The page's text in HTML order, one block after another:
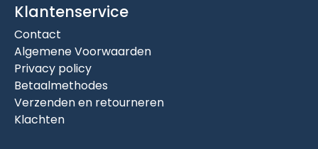
Klantenservice
Contact
Algemene Voorwaarden
Privacy policy
Betaalmethodes
Verzenden en retourneren
Klachten